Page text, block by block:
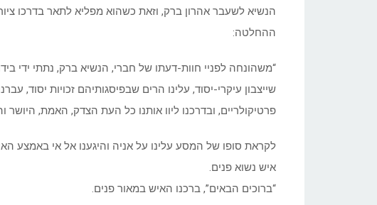
הנשיא לשעבר אהרון ברק, וזאת כשהוא מפליא לתאר בדרכו
ההחלטה:
“משהונחה לפניי חוות-דעתו של חברי, הנשיא ברק, נתתי ידי
שייצבון עיקרי-יסוד, עלינו הרים שבפיסגותיהם זכויות יסוד,
פרטיקולריים, ובדרכנו ליוו אותנו כל העת הצדק, האמת, היושר
לקראת סופו של המסע עלינו על אניה והיגענו אל אי באמצע
איש נשוא פנים.
“ברוכים הבאים”, ברכנו האיש במאור פנים.